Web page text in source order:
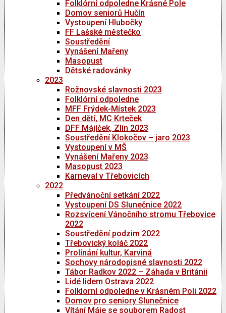
Folklórní odpoledne Krásné Pole
Domov seniorů Hučín
Vystoupení Hlubočky
FF Lašské městečko
Soustředění
Vynášení Mařeny
Masopust
Dětské radovánky
2023
Rožnovské slavnosti 2023
Folklórní odpoledne
MFF Frýdek-Místek 2023
Den dětí, MC Krteček
DFF Májíček, Zlín 2023
Soustředění Klokočov – jaro 2023
Vystoupení v MŠ
Vynášení Mařeny 2023
Masopust 2023
Karneval v Třebovicích
2022
Předvánoční setkání 2022
Vystoupení DS Slunečnice 2022
Rozsvícení Vánočního stromu Třebovice
2022
Soustředění podzim 2022
Třebovický koláč 2022
Prolínání kultur, Karviná
Sochovy národopisné slavnosti 2022
Tábor Radkov 2022 – Záhada v Británii
Lidé lidem Ostrava 2022
Folklorní odpoledne v Krásném Poli 2022
Domov pro seniory Slunečnice
Vítání Máje se souborem Radost